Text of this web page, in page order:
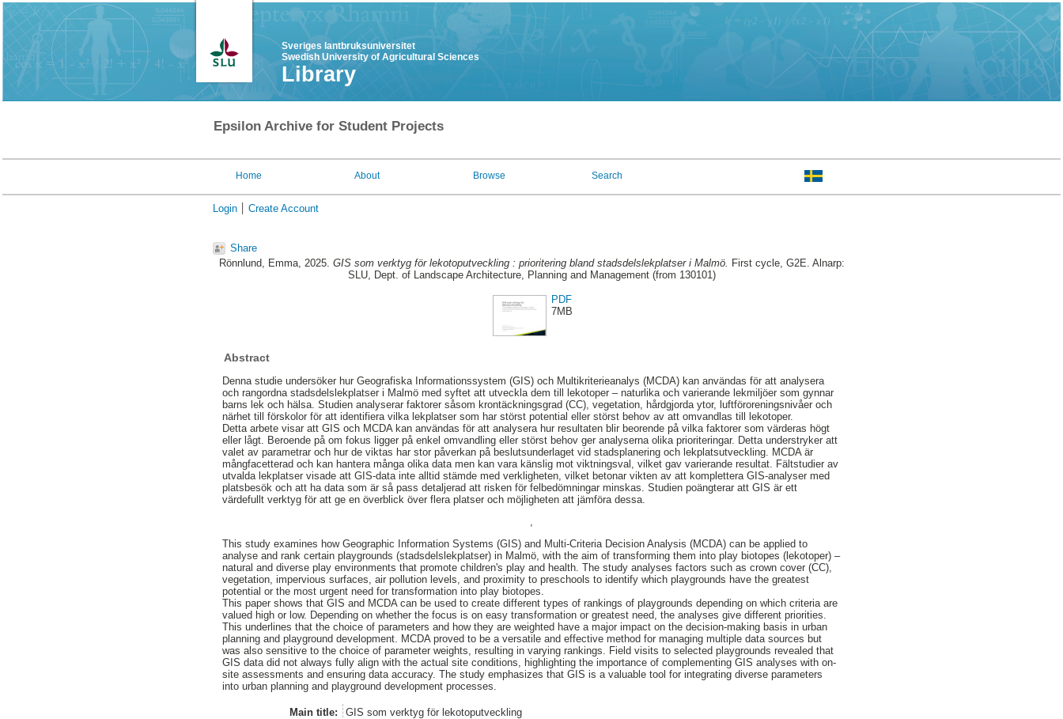
Sveriges lantbruksuniversitet
Swedish University of Agricultural Sciences
Library
Epsilon Archive for Student Projects
Home About Browse Search
Login Create Account
Share
Rönnlund, Emma, 2025. GIS som verktyg för lekotoputveckling : prioritering bland stadsdelslekplatser i Malmö. First cycle, G2E. Alnarp:
SLU, Dept. of Landscape Architecture, Planning and Management (from 130101)
PDF
7MB
Abstract
Denna studie undersöker hur Geografiska Informationssystem (GIS) och Multikriterieanalys (MCDA) kan användas för att analysera
och rangordna stadsdelslekplatser i Malmö med syftet att utveckla dem till lekotoper – naturlika och varierande lekmiljöer som gynnar
barns lek och hälsa. Studien analyserar faktorer såsom krontäckningsgrad (CC), vegetation, hårdgjorda ytor, luftföroreningsnivåer och
närhet till förskolor för att identifiera vilka lekplatser som har störst potential eller störst behov av att omvandlas till lekotoper.
Detta arbete visar att GIS och MCDA kan användas för att analysera hur resultaten blir beorende på vilka faktorer som värderas högt
eller lågt. Beroende på om fokus ligger på enkel omvandling eller störst behov ger analyserna olika prioriteringar. Detta understryker att
valet av parametrar och hur de viktas har stor påverkan på beslutsunderlaget vid stadsplanering och lekplatsutveckling. MCDA är
mångfacetterad och kan hantera många olika data men kan vara känslig mot viktningsval, vilket gav varierande resultat. Fältstudier av
utvalda lekplatser visade att GIS-data inte alltid stämde med verkligheten, vilket betonar vikten av att komplettera GIS-analyser med
platsbesök och att ha data som är så pass detaljerad att risken för felbedömningar minskas. Studien poängterar att GIS är ett
värdefullt verktyg för att ge en överblick över flera platser och möjligheten att jämföra dessa.
This study examines how Geographic Information Systems (GIS) and Multi-Criteria Decision Analysis (MCDA) can be applied to
analyse and rank certain playgrounds (stadsdelslekplatser) in Malmö, with the aim of transforming them into play biotopes (lekotoper) –
natural and diverse play environments that promote children's play and health. The study analyses factors such as crown cover (CC),
vegetation, impervious surfaces, air pollution levels, and proximity to preschools to identify which playgrounds have the greatest
potential or the most urgent need for transformation into play biotopes.
This paper shows that GIS and MCDA can be used to create different types of rankings of playgrounds depending on which criteria are
valued high or low. Depending on whether the focus is on easy transformation or greatest need, the analyses give different priorities.
This underlines that the choice of parameters and how they are weighted have a major impact on the decision-making basis in urban
planning and playground development. MCDA proved to be a versatile and effective method for managing multiple data sources but
was also sensitive to the choice of parameter weights, resulting in varying rankings. Field visits to selected playgrounds revealed that
GIS data did not always fully align with the actual site conditions, highlighting the importance of complementing GIS analyses with on-
site assessments and ensuring data accuracy. The study emphasizes that GIS is a valuable tool for integrating diverse parameters
into urban planning and playground development processes.
Main title:
GIS som verktyg för lekotoputveckling